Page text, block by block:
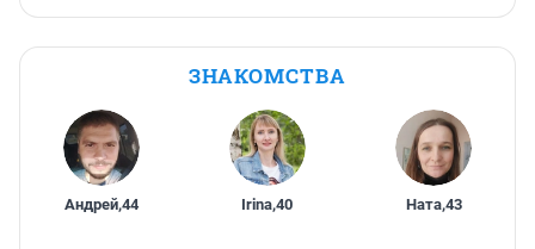
ЗНАКОМСТВА
Андрей,44 Irina,40 Ната,43